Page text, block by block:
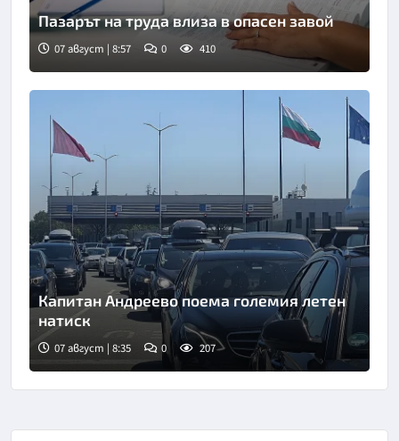
Пазарът на труда влиза в опасен завой
07 август | 8:57 0 410
Снимка: БНТ
Капитан Андреево поема големия летен
натиск
07 август | 8:35 0 207